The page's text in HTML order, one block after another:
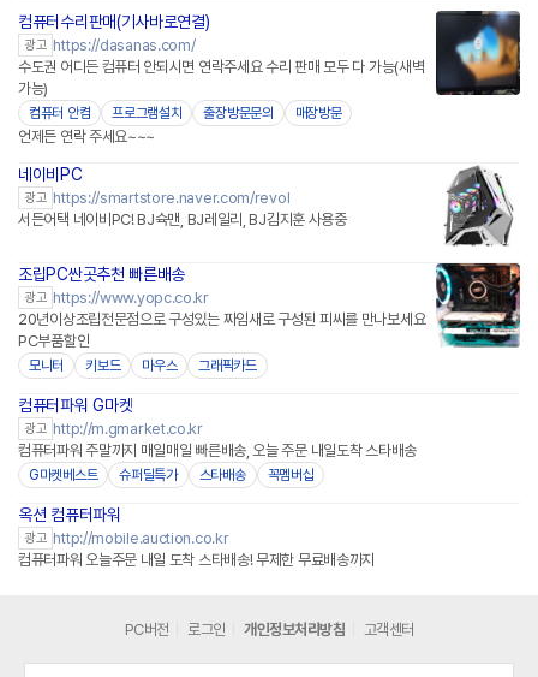
컴퓨터수리판매(기사바로연결)
광고 https://dasanas.com/
수도권 어디든 컴퓨터 안되시면 연락주세요 수리 판매 모두 다 가능(새벽
가능)
컴퓨터 안켬 프로그램설치 출장방문문의 매장방문
언제든 연락 주세요~~~
네이비PC
광고 https://smartstore.naver.com/revol
서든어택 네이비PC! BJ슉맨, BJ레일리, BJ김지훈 사용중
조립PC싼곳추천 빠른배송
광고 https://www.yopc.co.kr
20년이상조립전문점으로 구성있는 짜임새로 구성된 피씨를 만나보세요
PC부품할인
모니터 키보드 마우스 그래픽카드
컴퓨터파워 G마켓
광고 http://m.gmarket.co.kr
컴퓨터파워 주말까지 매일매일 빠른배송, 오늘 주문 내일도착 스타배송
G마켓베스트 슈퍼딜특가 스타배송 꼭멤버십
옥션 컴퓨터파워
광고 http://mobile.auction.co.kr
컴퓨터파워 오늘주문 내일 도착 스타배송! 무제한 무료배송까지
PC버전 로그인 개인정보처리방침 고객센터